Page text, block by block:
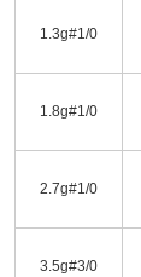
1.3g#1/0
1.8g#1/0
2.7g#1/0
3.5g#3/0